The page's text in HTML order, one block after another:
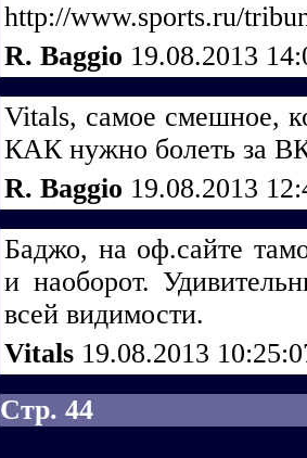
http://www.sports.ru/
R. Baggio 19.08.2013
Vitals, самое смешное,
КАК нужно болеть за
R. Baggio 19.08.2013
Баджо, на оф.сайте
и наоборот.
всей видимости.
Vitals 19.08.2013
Стр. 44